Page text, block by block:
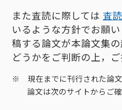
また査読に際しては 査
いるような方針でお願
稿する論文が本論文集
どうかをご判断の上，ご
※ 現在までに刊行された論
論文は次のサイトからご確